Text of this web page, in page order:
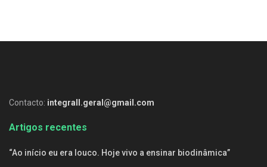
Contacto: integrall.geral@gmail.com
Artigos recentes
“Ao início eu era louco. Hoje vivo a ensinar biodinâmica”